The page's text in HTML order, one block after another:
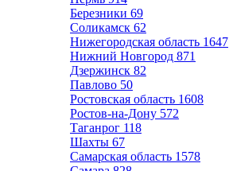
Березники 69
Соликамск 62
Нижегородская область 1647
Нижний Новгород 871
Дзержинск 82
Павлово 50
Ростовская область 1608
Ростов-на-Дону 572
Таганрог 118
Шахты 67
Самарская область 1578